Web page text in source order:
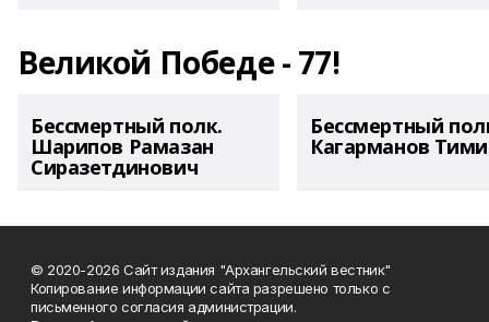
Великой Победе - 77!
Бессмертный полк.
Шарипов Рамазан
Сиразетдинович
Бессмертный
Кагарманов
© 2020-2026 Сайт издания "Архангельский вестник"
Копирование информации сайта разрешено только с
письменного согласия администрации.